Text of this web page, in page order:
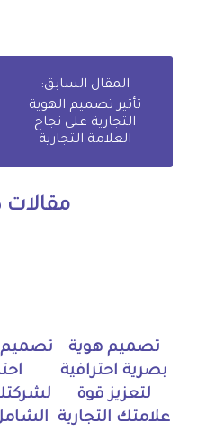
المقال السابق:
تأثير تصميم الهوية
التجارية على نجاح
العلامة التجارية
تصميم هوية
بصرية احترافية
لتعزيز قوة
علامتك التجارية
تصميم